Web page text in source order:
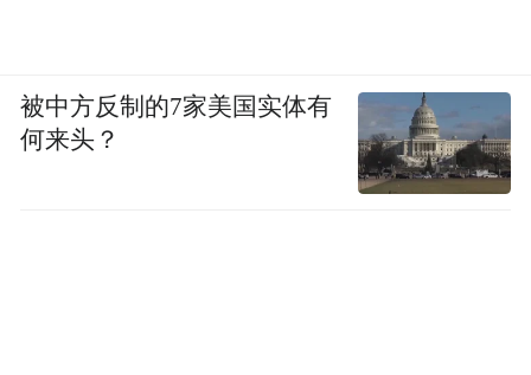
被中方反制的7家美国实体有
何来头？